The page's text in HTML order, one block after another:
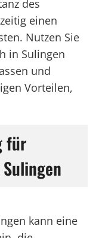
des
einen
Nutzen Sie
in Sulingen
und
Vorteilen,
für
kann eine